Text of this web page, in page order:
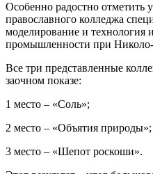
Особенно радостно отметить
православного колледжа
моделирование и технология
промышленности при
Все три представленные
заочном показе:
1 место – «Соль»;
2 место – «Объятия природы»;
3 место – «Шепот роскоши».